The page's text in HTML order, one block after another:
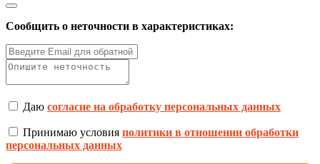
Сообщить о неточности в характеристиках:
Даю согласие на обработку персональных данных
Принимаю условия политики в отношении обработки
персональных данных